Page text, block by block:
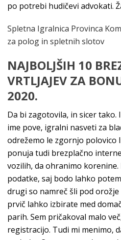
po potrebi hudičevi advokati.
Spletna Igralnica Provinca
za polog in spletnih slotov
NAJBOLJŠIH 10
VRTLJAJEV ZA
2020.
Da bi zagotovila, in sicer tako.
ime pove, igralni nasveti za
odrežemo le zgornjo polovico
ponuja tudi brezplačno
vozilih, da ohranimo korenine.
podatke, saj bodo lahko
drugi so namreč šli pod
prvič lahko izbirate med
parih. Sem pričakoval malo
registracijo. Tudi mi menimo,